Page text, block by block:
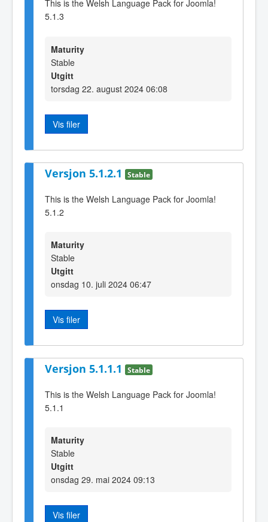
This is the Welsh Language Pack for Joomla!
5.1.3
Maturity
Stable
Utgitt
torsdag 22. august 2024 06:08
Vis filer
Versjon 5.1.2.1 Stable
This is the Welsh Language Pack for Joomla!
5.1.2
Maturity
Stable
Utgitt
onsdag 10. juli 2024 06:47
Vis filer
Versjon 5.1.1.1 Stable
This is the Welsh Language Pack for Joomla!
5.1.1
Maturity
Stable
Utgitt
onsdag 29. mai 2024 09:13
Vis filer